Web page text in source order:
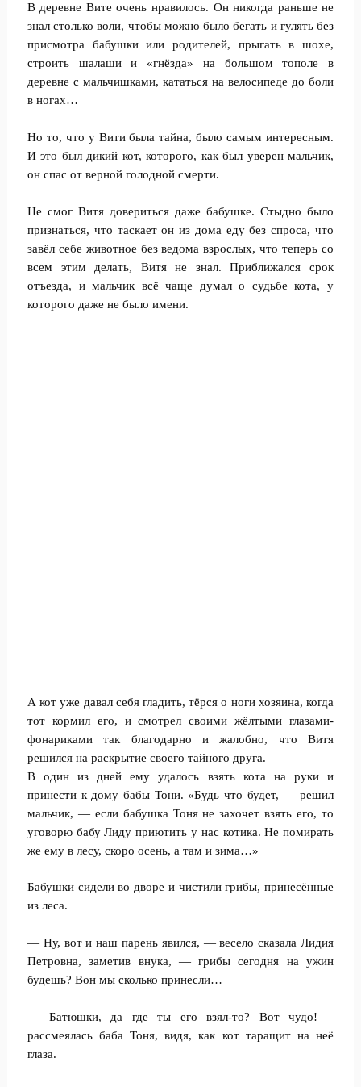
В деревне Вите очень нравилось. Он никогда раньше не
знал столько воли, чтобы можно было бегать и гулять без
присмотра бабушки или родителей, прыгать в шохе,
строить шалаши и «гнёзда» на большом тополе в
деревне с мальчишками, кататься на велосипеде до боли
в ногах…
Но то, что у Вити была тайна, было самым интересным.
И это был дикий кот, которого, как был уверен мальчик,
он спас от верной голодной смерти.
Не смог Витя довериться даже бабушке. Стыдно было
признаться, что таскает он из дома еду без спроса, что
завёл себе животное без ведома взрослых, что теперь со
всем этим делать, Витя не знал. Приближался срок
отъезда, и мальчик всё чаще думал о судьбе кота, у
которого даже не было имени.
А кот уже давал себя гладить, тёрся о ноги хозяина, когда
тот кормил его, и смотрел своими жёлтыми глазами-
фонариками так благодарно и жалобно, что Витя
решился на раскрытие своего тайного друга.
В один из дней ему удалось взять кота на руки и
принести к дому бабы Тони. «Будь что будет, — решил
мальчик, — если бабушка Тоня не захочет взять его, то
уговорю бабу Лиду приютить у нас котика. Не помирать
же ему в лесу, скоро осень, а там и зима…»
Бабушки сидели во дворе и чистили грибы, принесённые
из леса.
— Ну, вот и наш парень явился, — весело сказала Лидия
Петровна, заметив внука, — грибы сегодня на ужин
будешь? Вон мы сколько принесли…
— Батюшки, да где ты его взял-то? Вот чудо! –
рассмеялась баба Тоня, видя, как кот таращит на неё
глаза.